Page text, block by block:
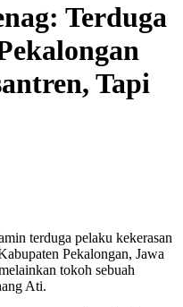
Terduga
Tapi
terduga pelaku kekerasan
Pekalongan, Jawa
tokoh sebuah
Ati.